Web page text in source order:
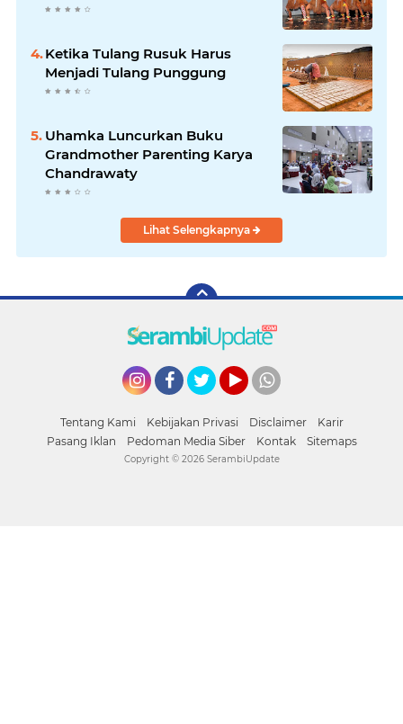
Ketika Tulang Rusuk Harus
Menjadi Tulang Punggung
Uhamka Luncurkan Buku
Grandmother Parenting Karya
Chandrawaty
Lihat Selengkapnya
Tentang Kami Kebijakan Privasi Disclaimer
Karir
Pasang Iklan
Pedoman Media Siber Kontak Sitemaps
Copyright © 2026 SerambiUpdate